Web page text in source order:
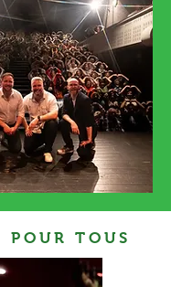
POUR TOUS